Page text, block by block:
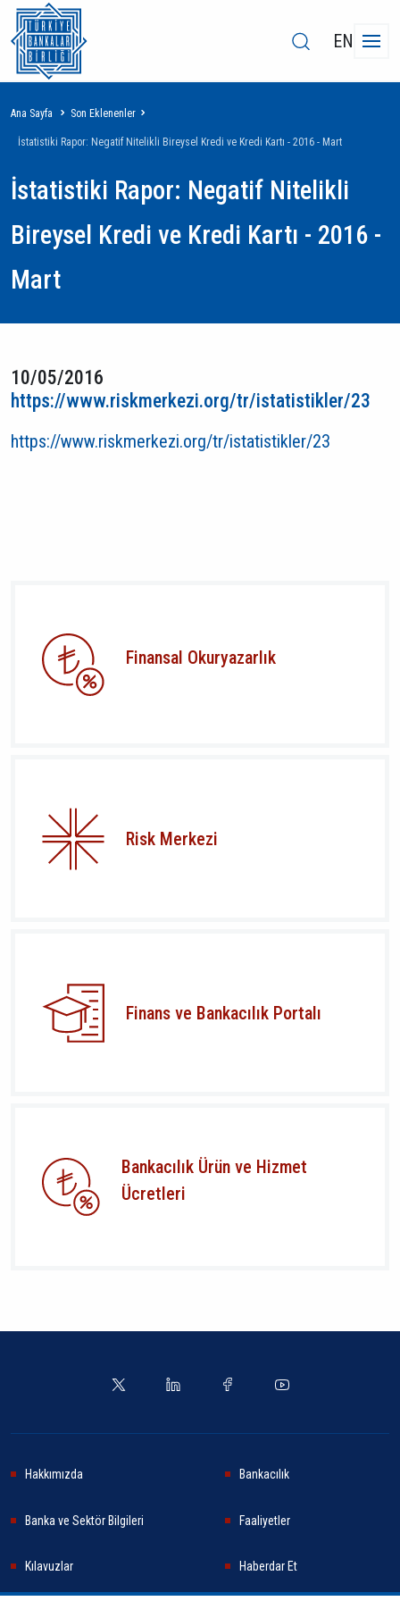
EN
Sayfa
yolu
Ana Sayfa Son Eklenenler
İstatistiki Rapor: Negatif Nitelikli Bireysel Kredi ve Kredi Kartı - 2016 - Mart
İstatistiki Rapor: Negatif Nitelikli
Bireysel Kredi ve Kredi Kartı - 2016 -
Mart
10/05/2016
https://www.riskmerkezi.org/tr/istatistikler/23
https://www.riskmerkezi.org/tr/istatistikler/23
Finansal Okuryazarlık
Risk Merkezi
Finans ve Bankacılık Portalı
Bankacılık Ürün ve Hizmet
Ücretleri
Hakkımızda Bankacılık
Banka ve Sektör Bilgileri Faaliyetler
Kılavuzlar Haberdar Et